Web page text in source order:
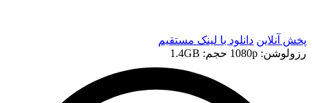
پخش آنلاین دانلود با لينک مستقيم
رزولوشن: 1080p
حجم: 1.4GB